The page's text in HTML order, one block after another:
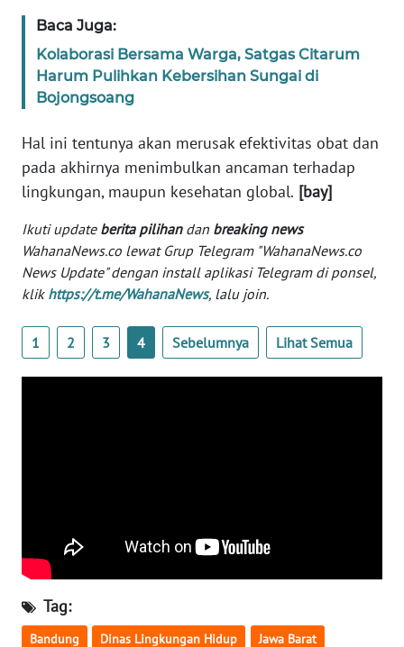
Baca Juga:
Kolaborasi Bersama Warga, Satgas Citarum
Harum Pulihkan Kebersihan Sungai di
Bojongsoang
Hal ini tentunya akan merusak efektivitas obat dan
pada akhirnya menimbulkan ancaman terhadap
lingkungan, maupun kesehatan global. [bay]
Ikuti update berita pilihandan breaking news
WahanaNews.co lewat Grup Telegram "WahanaNews.co
News Update" dengan install aplikasi Telegram di ponsel,
klik https://t.me/WahanaNews, lalu join.
1 2 3 4 Sebelumnya Lihat Semua
Tag:
Bandung Dinas Lingkungan Hidup Jawa Barat
IKLAN
TENTANG
KAMI
PEDOMAN
MEDIA
SIBER
REDAKSI
KARIR
JAKARTA
WN
JABAR